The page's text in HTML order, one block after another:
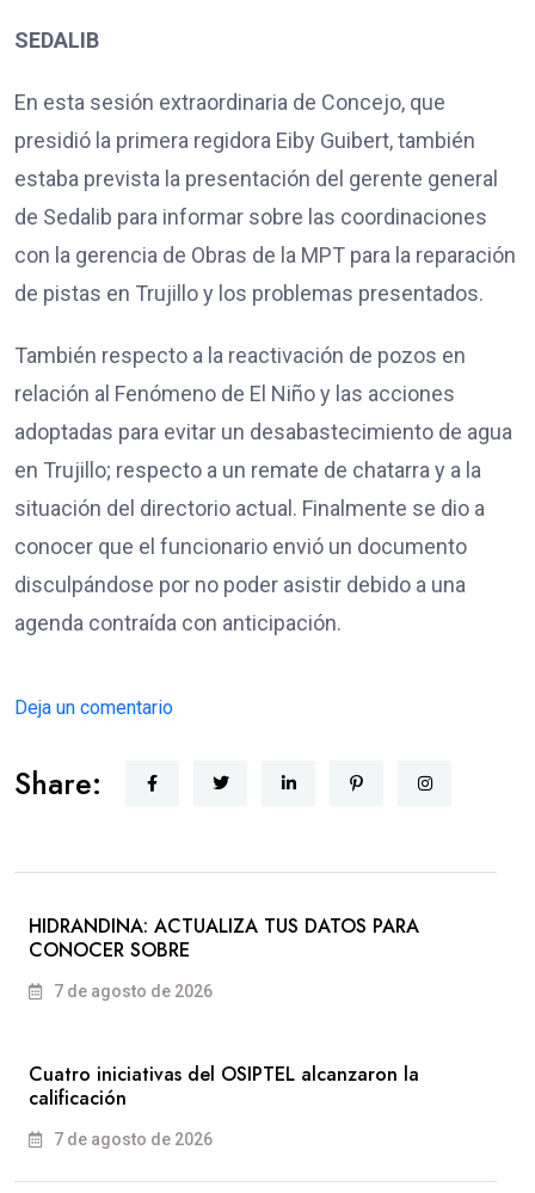
SEDALIB
En esta sesión extraordinaria de Concejo, que
presidió la primera regidora Eiby Guibert, también
estaba prevista la presentación del gerente general
de Sedalib para informar sobre las coordinaciones
con la gerencia de Obras de la MPT para la reparación
de pistas en Trujillo y los problemas presentados.
También respecto a la reactivación de pozos en
relación al Fenómeno de El Niño y las acciones
adoptadas para evitar un desabastecimiento de agua
en Trujillo; respecto a un remate de chatarra y a la
situación del directorio actual. Finalmente se dio a
conocer que el funcionario envió un documento
disculpándose por no poder asistir debido a una
agenda contraída con anticipación.
Deja un comentario
Share:
HIDRANDINA: ACTUALIZA TUS DATOS PARA
CONOCER SOBRE
7 de agosto de 2026
Cuatro iniciativas del OSIPTEL alcanzaron la
calificación
7 de agosto de 2026